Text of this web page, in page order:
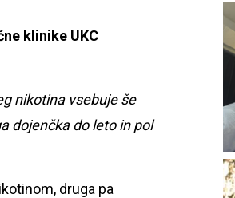
klinike UKC
nikotina vsebuje še
dojenčka do leto in pol
druga pa